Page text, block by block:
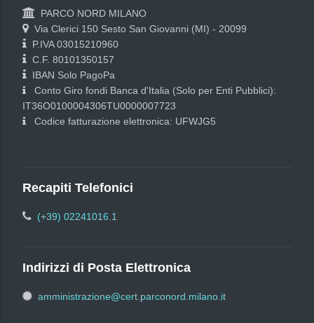
PARCO NORD MILANO
Via Clerici 150 Sesto San Giovanni (MI) - 20099
P.IVA 03015210960
C.F. 80101350157
IBAN Solo PagoPa
Conto Giro fondi Banca d'Italia (Solo per Enti Pubblici):
IT36O0100004306TU0000007723
Codice fatturazione elettronica: UFWJG5
Recapiti Telefonici
(+39) 02241016.1
Indirizzi di Posta Elettronica
amministrazione@cert.parconord.milano.it